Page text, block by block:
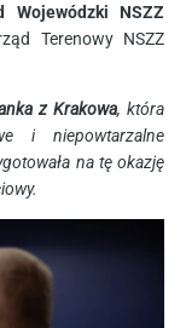
Wojewódzki NSZZ
Terenowy NSZZ
z Krakowa, która
i niepowtarzalne
na tę okazję